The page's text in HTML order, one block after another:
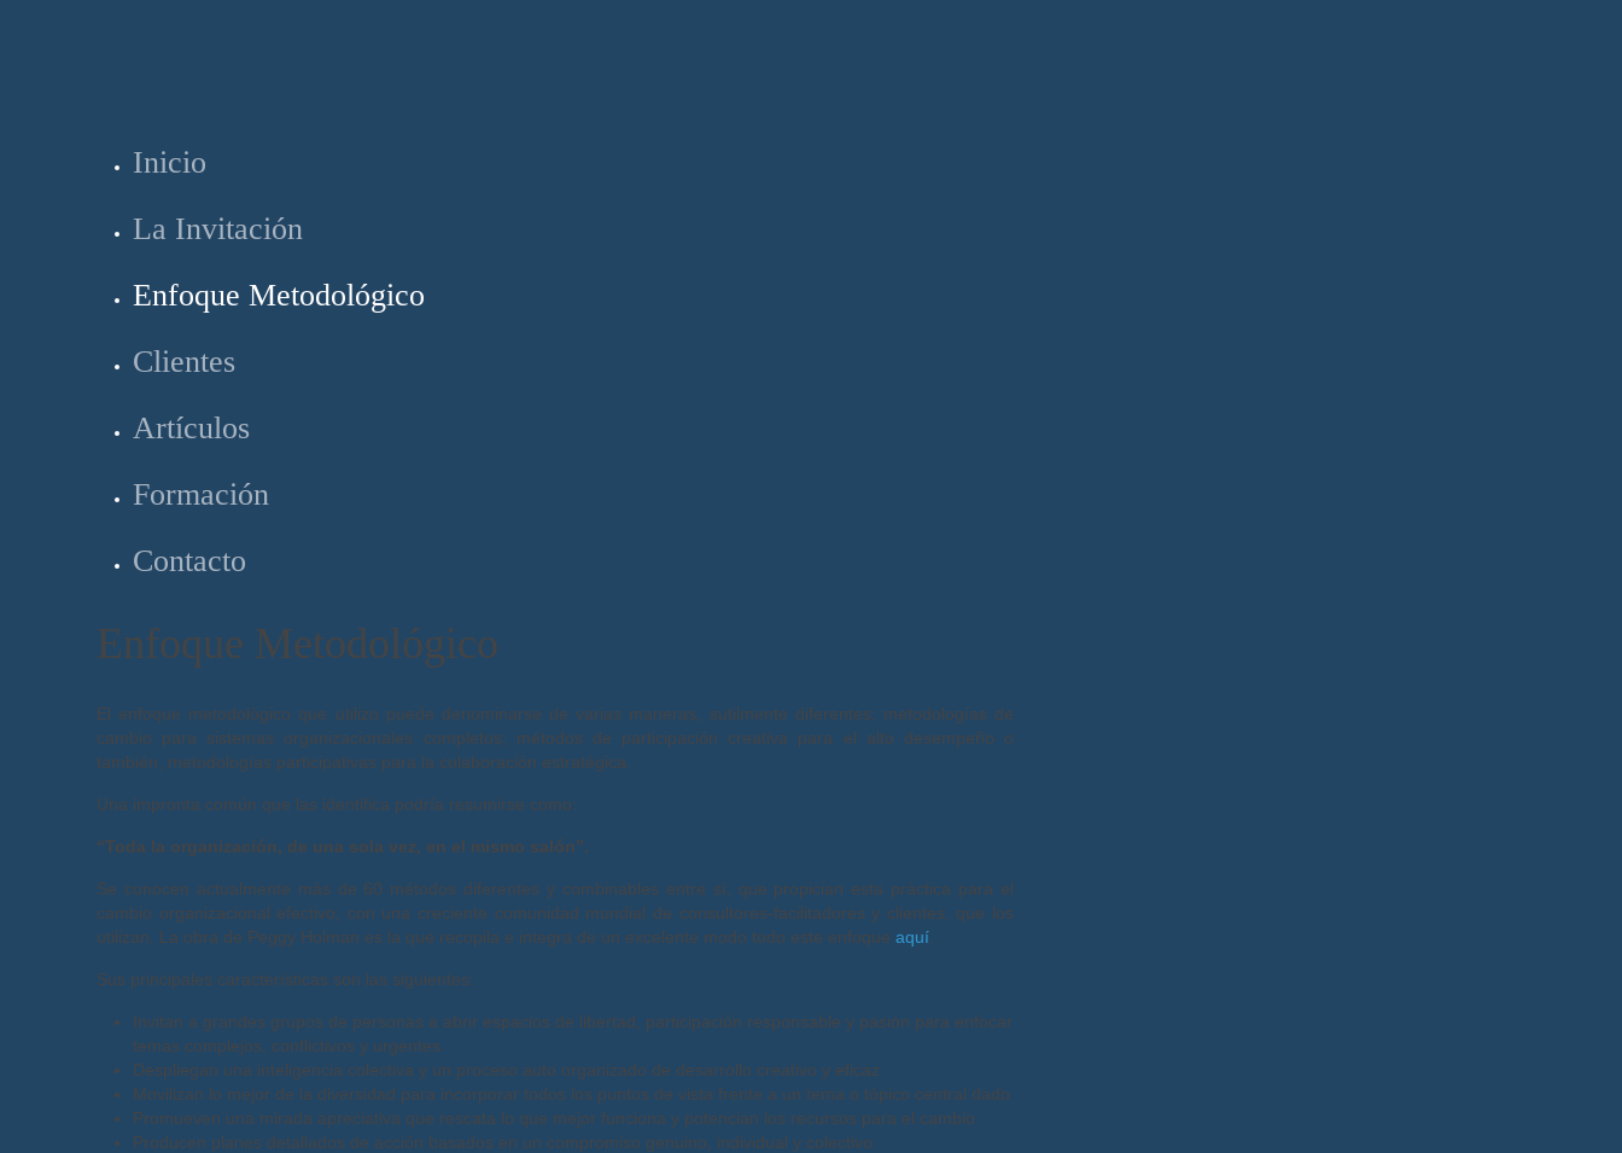
Inicio
La Invitación
Enfoque Metodológico
Clientes
Artículos
Formación
Contacto
Enfoque Metodológico
El enfoque metodológico que utilizo puede denominarse de varias maneras, sutilmente diferentes: metodologías de
cambio para sistemas organizacionales completos; métodos de participación creativa para el alto desempeño o
también, metodologías participativas para la colaboración estratégica.
Una impronta común que las identifica podría resumirse como:
“Toda la organización, de una sola vez, en el mismo salón”.
Se conocen actualmente más de 60 métodos diferentes y combinables entre sí, que propician esta práctica para el
cambio organizacional efectivo, con una creciente comunidad mundial de consultores-facilitadores y clientes, que los
utilizan. La obra de Peggy Holman es la que recopila e integra de un excelente modo todo este enfoque aquí
Sus principales características son las siguientes:
Invitan a grandes grupos de personas a abrir espacios de libertad, participación responsable y pasión para enfocar
temas complejos, conflictivos y urgentes
Despliegan una inteligencia colectiva y un proceso auto organizado de desarrollo creativo y eficaz
Movilizan lo mejor de la diversidad para incorporar todos los puntos de vista frente a un tema o tópico central dado
Promueven una mirada apreciativa que rescata lo que mejor funciona y potencian los recursos para el cambio
Producen planes detallados de acción basados en un compromiso genuino, individual y colectivo